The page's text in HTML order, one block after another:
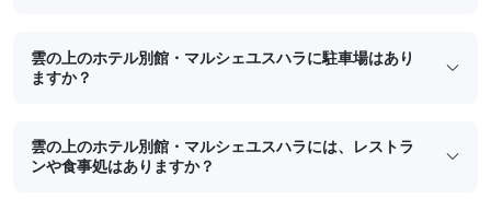
雲の上のホテル別館・マルシェユスハラに駐車場はあり
ますか？
雲の上のホテル別館・マルシェユスハラには、レストラ
ンや食事処はありますか？